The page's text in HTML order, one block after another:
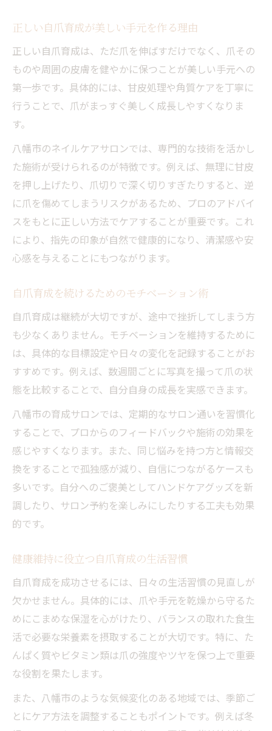
八幡市発セルフで続く自爪ケア習慣
自爪育成をセルフケアで続けるための工夫
自爪育成を習慣化するセルフケアの時間術
八幡市発セルフ自爪育成の実践ステップ
セルフケア初心者でも安心な自爪育成の始
長く続く自爪育成のセルフチェックポイン
ト
理想の形へ導く自爪育成のポイント解説
自爪育成で理想の爪の形に近づく方法
自爪育成のための正しい爪の整え方と注意
点
自爪育成で悩みやすい形のトラブル解消術
理想的な爪の形づくりに役立つ自爪育成法
自爪育成に強いネイルサロンの選び方とは
サロン施術で実感する自爪育成のメリット
自爪育成を叶えるサロンとの上手な付き合
い方
自爪育成に特化したカウンセリングの重要
性
ネイルサロン利用で自爪育成を加速させる
コツ
正しい自爪育成が美しい手元を作る理由
正しい自爪育成は、ただ爪を伸ばすだけでなく、爪その
ものや周囲の皮膚を健やかに保つことが美しい手元への
第一歩です。具体的には、甘皮処理や角質ケアを丁寧に
行うことで、爪がまっすぐ美しく成長しやすくなりま
す。
八幡市のネイルケアサロンでは、専門的な技術を活かし
た施術が受けられるのが特徴です。例えば、無理に甘皮
を押し上げたり、爪切りで深く切りすぎたりすると、逆
に爪を傷めてしまうリスクがあるため、プロのアドバイ
スをもとに正しい方法でケアすることが重要です。これ
により、指先の印象が自然で健康的になり、清潔感や安
心感を与えることにもつながります。
自爪育成を続けるためのモチベーション術
自爪育成は継続が大切ですが、途中で挫折してしまう方
も少なくありません。モチベーションを維持するために
は、具体的な目標設定や日々の変化を記録することがお
すすめです。例えば、数週間ごとに写真を撮って爪の状
態を比較することで、自分自身の成長を実感できます。
八幡市の育成サロンでは、定期的なサロン通いを習慣化
することで、プロからのフィードバックや施術の効果を
感じやすくなります。また、同じ悩みを持つ方と情報交
換をすることで孤独感が減り、自信につながるケースも
多いです。自分へのご褒美としてハンドケアグッズを新
調したり、サロン予約を楽しみにしたりする工夫も効果
的です。
健康維持に役立つ自爪育成の生活習慣
自爪育成を成功させるには、日々の生活習慣の見直しが
欠かせません。具体的には、爪や手元を乾燥から守るた
めにこまめな保湿を心がけたり、バランスの取れた食生
活で必要な栄養素を摂取することが大切です。特に、た
んぱく質やビタミン類は爪の強度やツヤを保つ上で重要
な役割を果たします。
また、八幡市のような気候変化のある地域では、季節ご
とにケア方法を調整することもポイントです。例えば冬